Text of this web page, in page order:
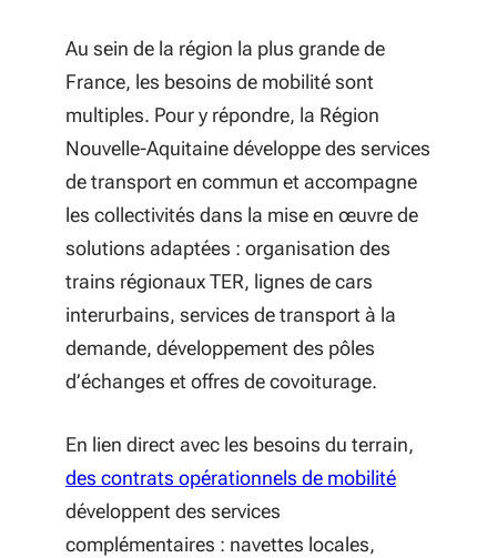
Au sein de la région la plus grande de
France, les besoins de mobilité sont
multiples. Pour y répondre, la Région
Nouvelle-Aquitaine développe des services
de transport en commun et accompagne
les collectivités dans la mise en œuvre de
solutions adaptées : organisation des
trains régionaux TER, lignes de cars
interurbains, services de transport à la
demande, développement des pôles
d’échanges et offres de covoiturage.
En lien direct avec les besoins du terrain,
des contrats opérationnels de mobilité
développent des services
complémentaires : navettes locales,